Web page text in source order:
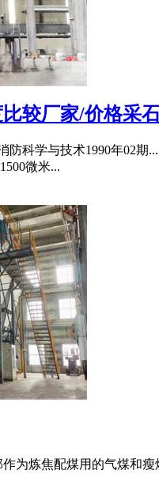
较厂家/价格采
防科学与技术1990年02
微米...
为炼焦配煤用的气煤和